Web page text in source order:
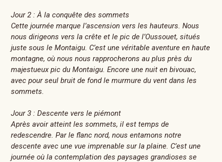
Jour 2 : À la conquête des sommets
Cette journée marque l’ascension vers les hauteurs. Nous
nous dirigeons vers la crête et le pic de l’Oussouet, situés
juste sous le Montaigu. C’est une véritable aventure en haute
montagne, où nous nous rapprocherons au plus près du
majestueux pic du Montaigu. Encore une nuit en bivouac,
avec pour seul bruit de fond le murmure du vent dans les
sommets.
Jour 3 : Descente vers le piémont
Après avoir atteint les sommets, il est temps de
redescendre. Par le flanc nord, nous entamons notre
descente avec une vue imprenable sur la plaine. C’est une
journée où la contemplation des paysages grandioses se